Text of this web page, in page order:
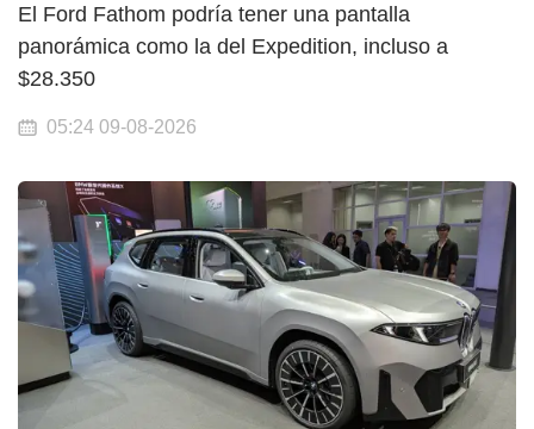
El Ford Fathom podría tener una pantalla
panorámica como la del Expedition, incluso a
$28.350
05:24 09-08-2026